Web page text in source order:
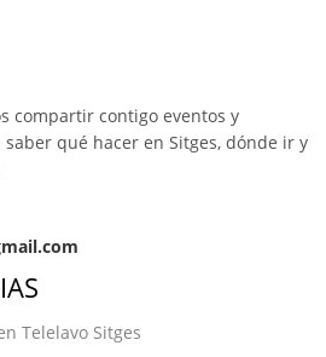
compartir contigo eventos y
qué hacer en Sitges, dónde ir y
Telelavo Sitges